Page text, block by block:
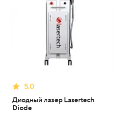
5.0
Диодный лазер Lasertech
Diode